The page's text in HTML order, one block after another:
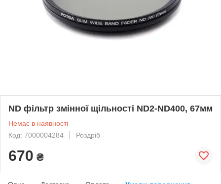
ND фільтр змінної щільності ND2-ND400, 67мм
Немає в наявності
Код: 7000004284
Роздріб
670 ₴